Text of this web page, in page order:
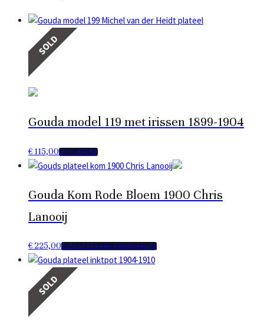
SOLD
Gouda model 119 met irissen 1899-1904
€ 115,00LEES VERDER
Gouda Kom Rode Bloem 1900 Chris
Lanooij
€ 225,00TOEVOEGEN AAN WINKELWAGEN
SOLD